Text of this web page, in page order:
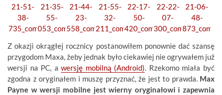
Z okazji okrągłej rocznicy postanowiłem ponownie dać szansę
przygodom Maxa, żeby jednak było ciekawiej nie ogrywałem już
wersji na PC, awersję mobilną (Android). Rzekomo miała być
zgodna z oryginałem i muszę przyznać, że jest to prawda. Max
Payne w wersji mobilne jest wierny oryginałowi i zapewnia